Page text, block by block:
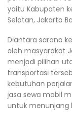
yaitu Kabupaten
Selatan, Jakarta
Diantara sarana
oleh masyarakat
menjadi pilihan
transportasi
kebutuhan
jasa sewa mobil
untuk menunjang